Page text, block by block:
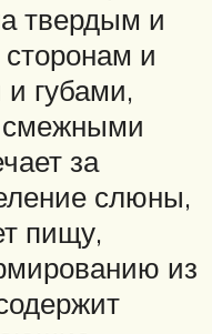
твердым и
и
губами,
смежными
за
слюны,
пищу,
из